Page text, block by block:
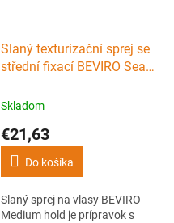
Slaný texturizační sprej se
střední fixací BEVIRO Sea
ml
Skladom
€21,63
Do košíka
Slaný sprej na vlasy BEVIRO
Medium hold je prípravok s